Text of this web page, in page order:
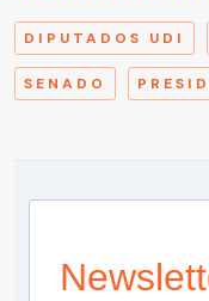
DIPUTADOS UDI
SENADO